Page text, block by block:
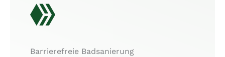
Barrierefreie Badsanierung